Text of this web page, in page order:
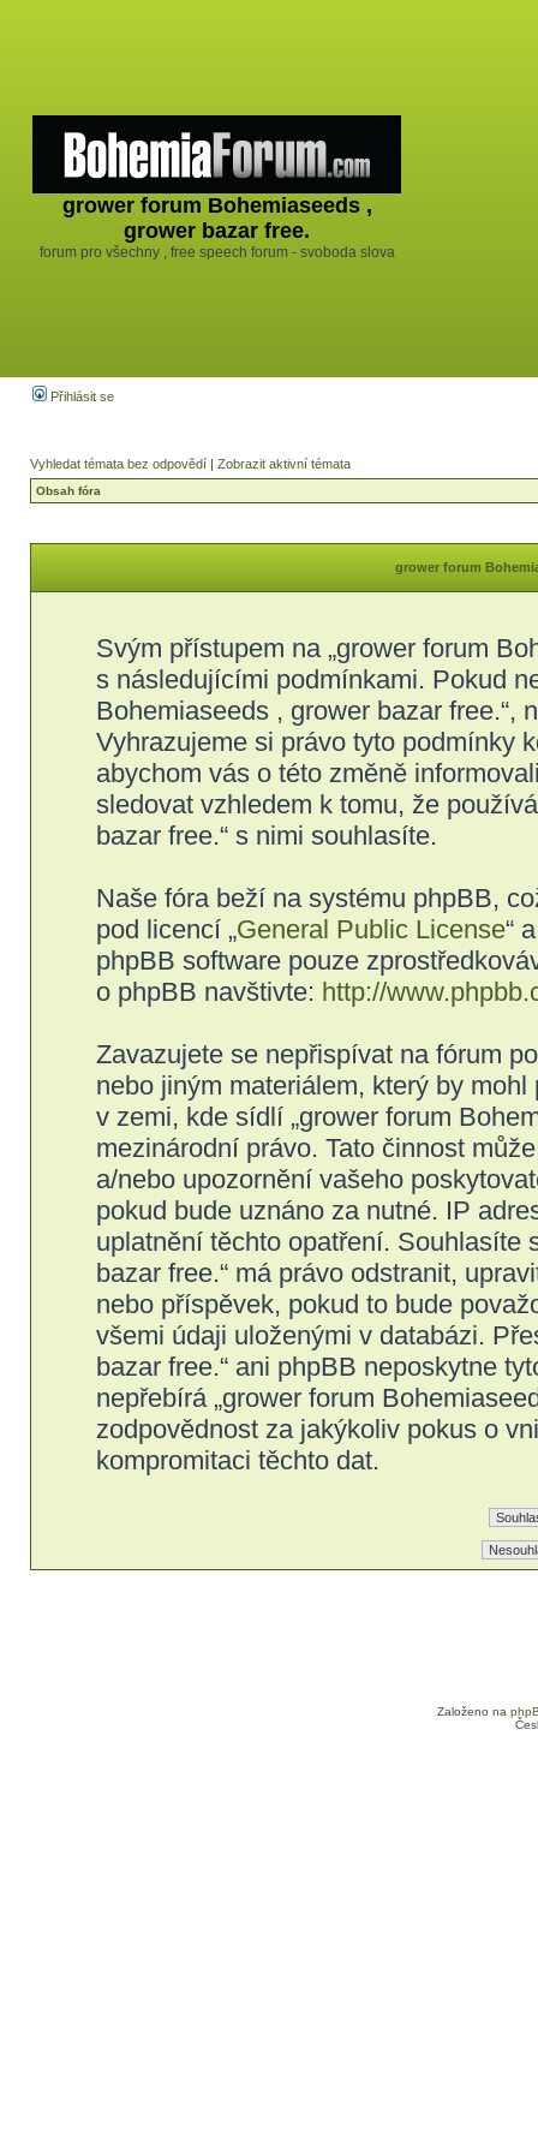
grower forum Bohemiaseeds ,
grower bazar free.
forum pro všechny , free speech forum - svoboda slova
Přihlásit se
Vyhledat témata bez odpovědí | Zobrazit aktivní témata
Obsah fóra
grower forum
Svým přístupem na „grower forum
s následujícími podmínkami. Pokud
Bohemiaseeds , grower bazar free.“,
Vyhrazujeme si právo tyto podmínky
abychom vás o této změně
sledovat vzhledem k tomu, že
bazar free.“ s nimi souhlasíte.
Naše fóra beží na systému phpBB,
pod licencí „General Public License“
phpBB software pouze
o phpBB navštivte: http://
Zavazujete se nepřispívat na fórum
nebo jiným materiálem, který by
v zemi, kde sídlí „grower forum
mezinárodní právo. Tato činnost
a/nebo upozornění vašeho
pokud bude uznáno za nutné. IP
uplatnění těchto opatření. Souhlasíte
bazar free.“ má právo odstranit,
nebo příspěvek, pokud to bude
všemi údaji uloženými v databázi.
bazar free.“ ani phpBB neposkytne
nepřebírá „grower forum
zodpovědnost za jakýkoliv pokus o
kompromitaci těchto dat.
Založeno na